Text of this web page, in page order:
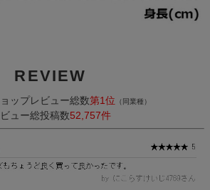
REVIEW
ップレビュー総数第1位 （同業種）
ュー総投稿数52,757件